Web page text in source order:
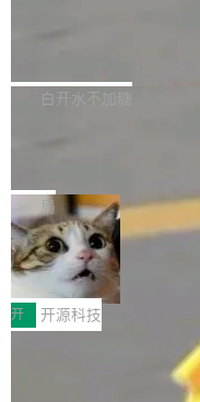
高质量游戏...
式2.0，可根据不同使用场
过 1528 名开发者，85%
数据库，有一个图形后端
布，具体更新内容包括：
支持 --security superflag
=...），与 Alpha 版本的格
管理 HTTP 端点进行授权
<span><strong>警告：
的 admin ...
白开水不加糖
块钱的玩意儿——一根小竹
系着涂了松香的线。甩起
——哇”的蝉鸣声。实物越
把它做成了 Web 玩具，
c 上，并在 GitHub 开源
幕画圈，或者直接甩手机
（圈/秒），声音来自真实
采样，无缝循环。音频解
局
30倍效率升级：解锁医
价值化的真实路径
完成一例腹部CT影像标
20个小时。他必须在数百
笔勾画边界，一层一层识
用东软飞标医学影像标注
至4小时，效率提升30倍
开 开源科技
Apache Dubbo-go
这个版本面向生产环境，